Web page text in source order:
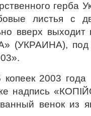
герба
листья с
вверх
(УКРАИНА), под
копеек 2003
надпись
венок из